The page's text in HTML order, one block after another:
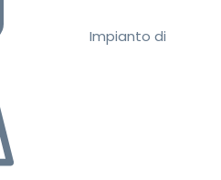
Impianto di